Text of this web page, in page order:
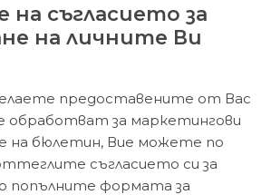
съгласието за
на личните Ви
предоставените от Вас
обработват за маркетингови
на бюлетин, Вие можете по
съгласието си за
попълните формата за